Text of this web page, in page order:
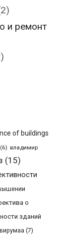
и ремонт
of buildings
(6) владимир
(15)
о
зданий
(7)